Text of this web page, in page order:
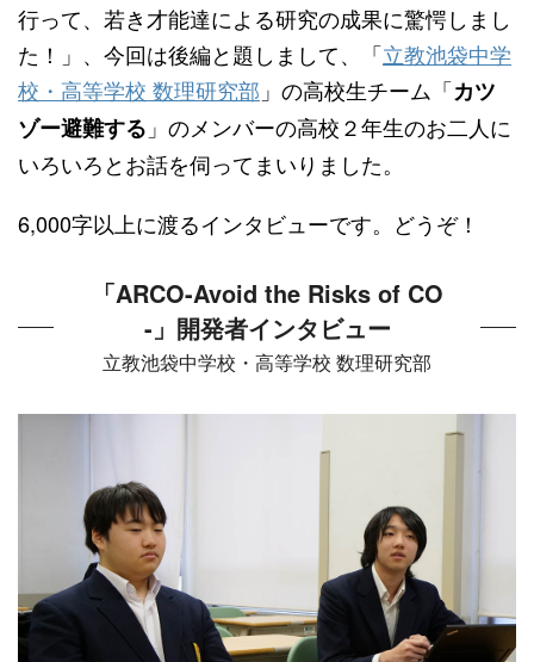
行って、若き才能達による研究の成果に驚愕しまし
た！」、今回は後編と題しまして、「立教池袋中学
校・高等学校 数理研究部 」の高校生チーム「カツ
ゾー避難する 」のメンバーの高校２年生のお二人に
いろいろとお話を伺ってまいりました。
6,000字以上に渡るインタビューです。どうぞ！
「ARCO-Avoid the Risks of CO
-」開発者インタビュー
立教池袋中学校・高等学校 数理研究部